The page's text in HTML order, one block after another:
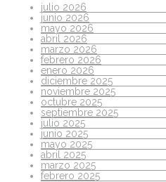
julio 2026
junio 2026
mayo 2026
abril 2026
marzo 2026
febrero 2026
enero 2026
diciembre 2025
noviembre 2025
octubre 2025
septiembre 2025
julio 2025
junio 2025
mayo 2025
abril 2025
marzo 2025
febrero 2025